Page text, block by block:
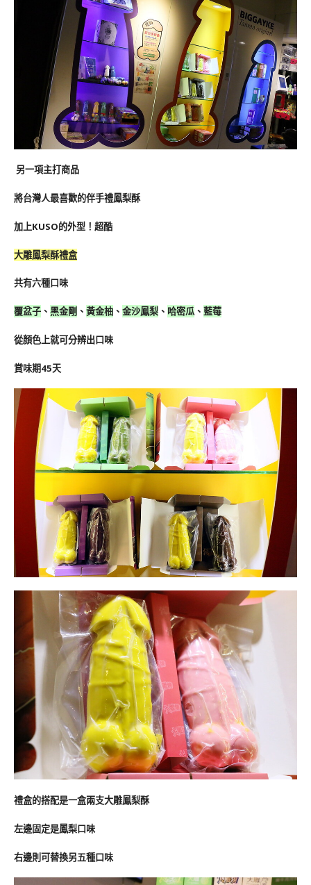
另一項主打商品
將台灣人最喜歡的伴手禮鳳梨酥
加上KUSO的外型！超酷
大雕鳳梨酥禮盒
共有六種口味
覆盆子 、 黑金剛 、 黃金柚 、 金沙鳳梨 、 哈密瓜、 藍莓
從顏色上就可分辨出口味
賞味期45天
禮盒的搭配是一盒兩支大雕鳳梨酥
左邊固定是鳳梨口味
右邊則可替換另五種口味